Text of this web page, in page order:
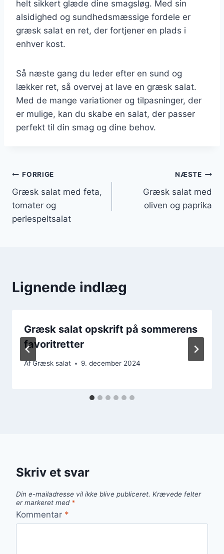
helt sikkert glæde dine smagsløg. Med sin
alsidighed og sundhedsmæssige fordele er
græsk salat en ret, der fortjener en plads i
enhver kost.
Så næste gang du leder efter en sund og
lækker ret, så overvej at lave en græsk salat.
Med de mange variationer og tilpasninger, der
er mulige, kan du skabe en salat, der passer
perfekt til din smag og dine behov.
Indlægsnavigation
FORRIGE
Græsk salat med feta,
tomater og
perlespeltsalat
NÆSTE
Græsk salat med
oliven og paprika
Lignende indlæg
Græsk salat opskrift på sommerens
favoritretter
AfGræsk salat 9. december 2024
Skriv et svar
Din e-mailadresse vil ikke blive publiceret. Krævede felter
er markeret med *
Kommentar *